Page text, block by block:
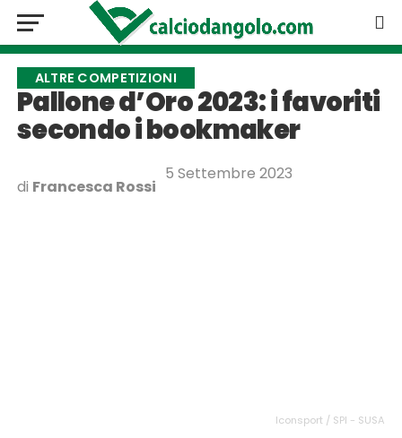
ALTRE COMPETIZIONI
Pallone d’Oro 2023: i favoriti
secondo i bookmaker
di Francesca Rossi
5 Settembre 2023
Iconsport / SPI - SUSA